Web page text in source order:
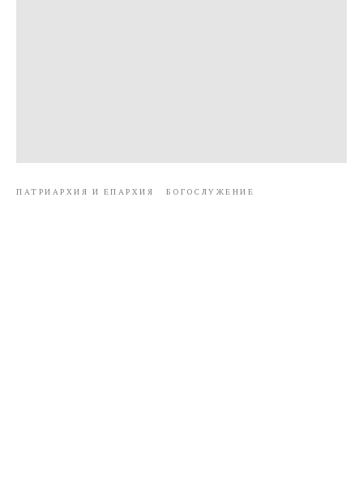
ПАТРИАРХИЯ И ЕПАРХИЯ БОГОСЛУЖЕНИЕ